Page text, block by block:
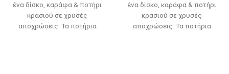
ένα δίσκο, καράφα & ποτήρι
κρασιού σε χρυσές
αποχρώσεις. Τα ποτήρια
ένα δίσκο, καράφα & ποτήρι
κρασιού σε χρυσές
αποχρώσεις. Τα ποτήρια